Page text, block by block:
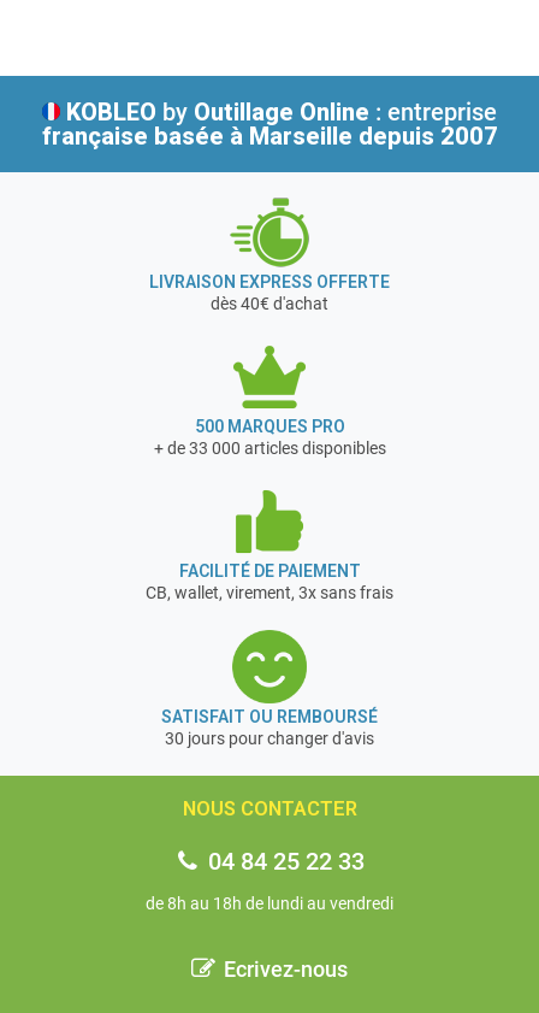
KOBLEO by Outillage Online : entreprise
française basée à Marseille depuis 2007
LIVRAISON EXPRESS OFFERTE
dès 40€ d'achat
500 MARQUES PRO
+ de 33 000 articles disponibles
FACILITÉ DE PAIEMENT
CB, wallet, virement, 3x sans frais
SATISFAIT OU REMBOURSÉ
30 jours pour changer d'avis
NOUS CONTACTER
04 84 25 22 33
de 8h au 18h de lundi au vendredi
Ecrivez-nous